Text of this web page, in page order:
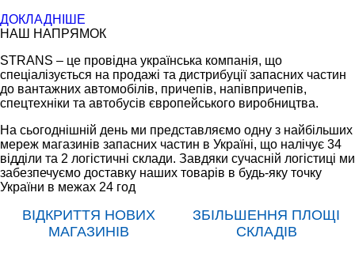
ДОКЛАДНІШЕ
НАШ НАПРЯМОК
STRANS – це провідна українська компанія, що
спеціалізується на продажі та дистрибуції запасних частин
до вантажних автомобілів, причепів, напівпричепів,
спецтехніки та автобусів європейського виробництва.
На сьогоднішній день ми представляємо одну з найбільших
мереж магазинів запасних частин в Україні, що налічує 34
відділи та 2 логістичні склади. Завдяки сучасній логістиці ми
забезпечуємо доставку наших товарів в будь-яку точку
України в межах 24 год
ВІДКРИТТЯ НОВИХ
МАГАЗИНІВ
ЗБІЛЬШЕННЯ ПЛОЩІ
СКЛАДІВ